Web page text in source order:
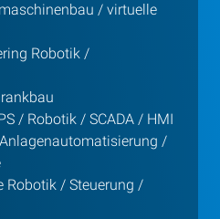
/ virtuelle
Robotik /
/ Robotik / SCADA / HMI
/
Robotik / Steuerung /